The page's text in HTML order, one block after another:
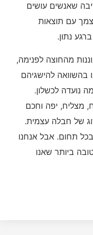
שאנשים עושים
עם תוצאות
נתון.
מהחוצה לפנימה,
בהשוואה להישגיהם
נועדה לכשלון.
מצליח, יפה וחכם
של חבלה עצמית.
תחום. אבל אנחנו
ביותר שאנו